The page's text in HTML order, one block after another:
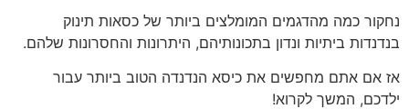
נחקור כמה מהדגמים המומלצים ביותר של כסאות תינוק
בנדנדות ביתיות ונדון בתכונותיהם, היתרונות והחסרונות שלהם.
אז אם אתם מחפשים את כיסא הנדנדה הטוב ביותר עבור
ילדכם, המשך לקרוא!